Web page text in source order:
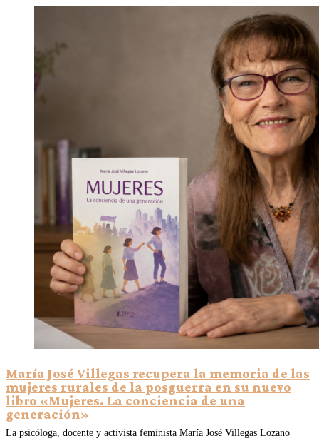
María José Villegas recupera la memoria de las
mujeres rurales de la posguerra en su nuevo
libro «Mujeres. La conciencia de una
generación»
La psicóloga, docente y activista feminista María José Villegas Lozano